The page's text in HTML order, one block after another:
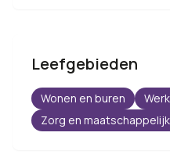
Leefgebieden
Wonen en buren
Zorg en